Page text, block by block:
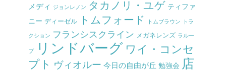
メディ
ジョンレノン タカノリ・ユゲ ティファ
ニー ディーゼル トムフォード トムブラウン トラ
クション フランシスクライン メガネレンズ ラルー
プ リンドバーグ ワイ・コンセ
プト ヴィオルー 今日の自由が丘 勉強会 店